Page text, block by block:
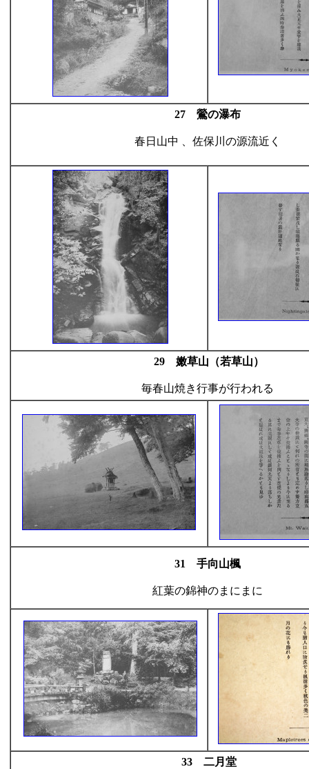
27 鶯の瀑布
春日山中 、佐保川の源流近く
29 嫩草山（若草山）
毎春山焼き行事が行われる
31 手向山楓
紅葉の錦神のまにまに
33 二月堂